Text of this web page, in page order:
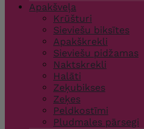
Apakšveļa
Krūšturi
Sieviešu biksītes
Apakškrekli
Sieviešu pidžamas
Naktskrekli
Halāti
Zeķubikses
Zeķes
Peldkostīmi
Pludmales pārsegi